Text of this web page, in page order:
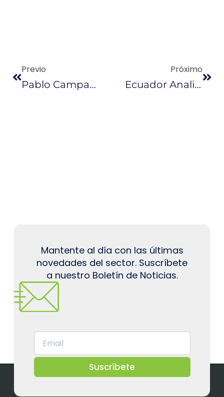
Previo
Pablo Campana Lanzará Campaña ‘Ecuador Nuevo Destino De Inversiones’
Próximo
Ecuador Analizará Propuesta Para Integrar Alianza Del Pacífico
Mantente al día con las últimas
novedades del sector. Suscríbete
a nuestro Boletín de Noticias.
Suscríbete